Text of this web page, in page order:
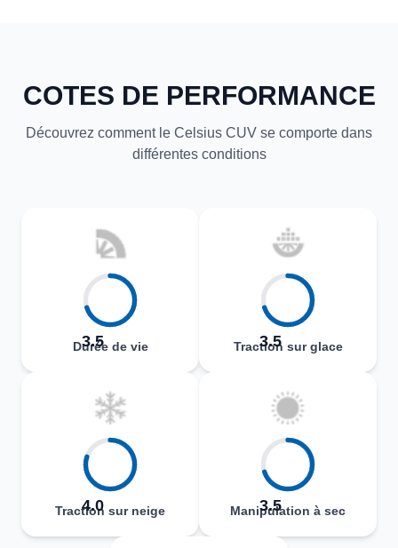
COTES DE PERFORMANCE
Découvrez comment le Celsius CUV se comporte dans
différentes conditions
3.5
Durée de vie 3.5
Traction sur glace
4.0
Traction sur neige 3.5
Manipulation à sec